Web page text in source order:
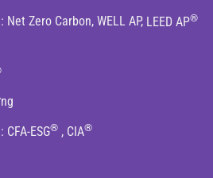
: Net Zero Carbon, WELL AP,LEED AP®
: CFA-ESG®, CIA®